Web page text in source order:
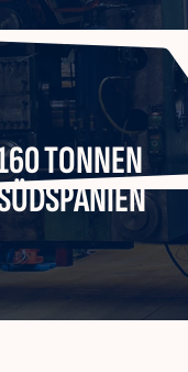
TONNEN